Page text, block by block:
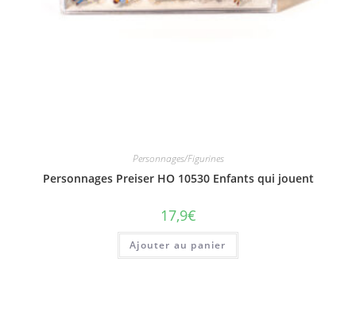
Personnages/Figurines
Personnages Preiser HO 10530 Enfants qui jouent
17,9€
Ajouter au panier